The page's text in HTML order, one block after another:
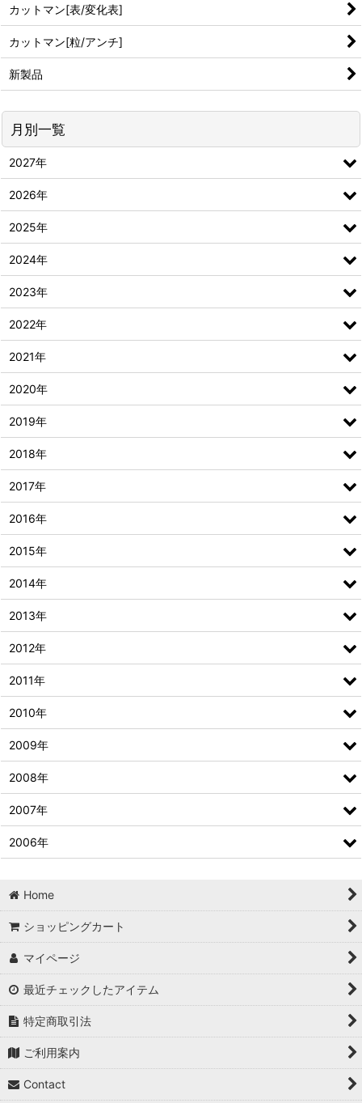
カットマン[表/変化表]
カットマン[粒/アンチ]
新製品
月別一覧
2027年
2026年
2025年
2024年
2023年
2022年
2021年
2020年
2019年
2018年
2017年
2016年
2015年
2014年
2013年
2012年
2011年
2010年
2009年
2008年
2007年
2006年
Home
ショッピングカート
マイページ
最近チェックしたアイテム
特定商取引法
ご利用案内
Contact